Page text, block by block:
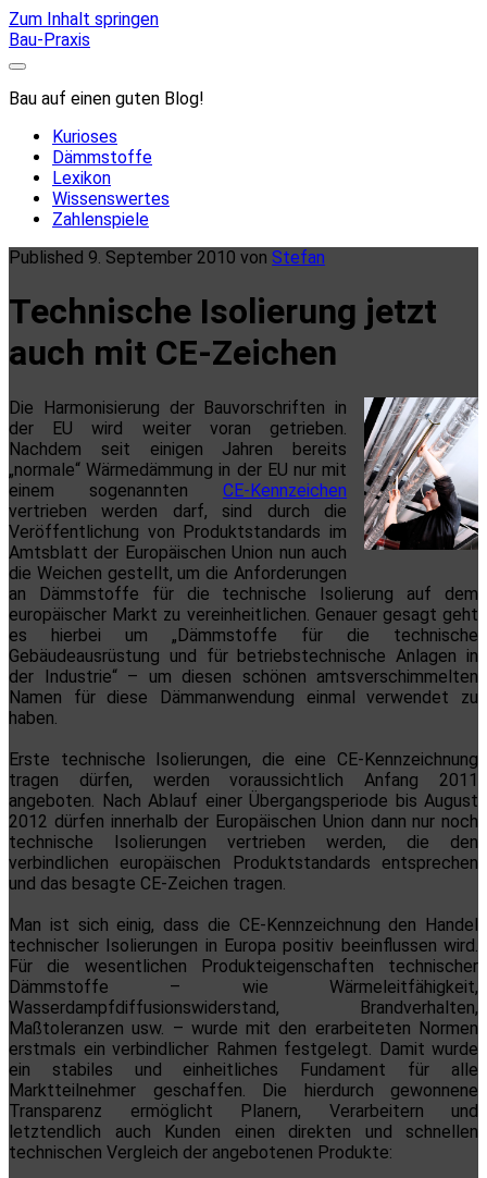
Zum Inhalt springen
Bau-Praxis
Bau auf einen guten Blog!
Kurioses
Dämmstoffe
Lexikon
Wissenswertes
Zahlenspiele
Published 9. September 2010 von Stefan
Technische Isolierung jetzt
auch mit CE-Zeichen
Die Harmonisierung der Bauvorschriften in
der EU wird weiter voran getrieben.
Nachdem seit einigen Jahren bereits
„normale“ Wärmedämmung in der EU nur mit
einem sogenannten CE-Kennzeichen
vertrieben werden darf, sind durch die
Veröffentlichung von Produktstandards im
Amtsblatt der Europäischen Union nun auch
die Weichen gestellt, um die Anforderungen
an Dämmstoffe für die technische Isolierung auf dem
europäischer Markt zu vereinheitlichen. Genauer gesagt geht
es hierbei um „Dämmstoffe für die technische
Gebäudeausrüstung und für betriebstechnische Anlagen in
der Industrie“ – um diesen schönen amtsverschimmelten
Namen für diese Dämmanwendung einmal verwendet zu
haben.
Erste technische Isolierungen, die eine CE-Kennzeichnung
tragen dürfen, werden voraussichtlich Anfang 2011
angeboten. Nach Ablauf einer Übergangsperiode bis August
2012 dürfen innerhalb der Europäischen Union dann nur noch
technische Isolierungen vertrieben werden, die den
verbindlichen europäischen Produktstandards entsprechen
und das besagte CE-Zeichen tragen.
Man ist sich einig, dass die CE-Kennzeichnung den Handel
technischer Isolierungen in Europa positiv beeinflussen wird.
Für die wesentlichen Produkteigenschaften technischer
Dämmstoffe – wie Wärmeleitfähigkeit,
Wasserdampfdiffusionswiderstand, Brandverhalten,
Maßtoleranzen usw. – wurde mit den erarbeiteten Normen
erstmals ein verbindlicher Rahmen festgelegt. Damit wurde
ein stabiles und einheitliches Fundament für alle
Marktteilnehmer geschaffen. Die hierdurch gewonnene
Transparenz ermöglicht Planern, Verarbeitern und
letztendlich auch Kunden einen direkten und schnellen
technischen Vergleich der angebotenen Produkte: